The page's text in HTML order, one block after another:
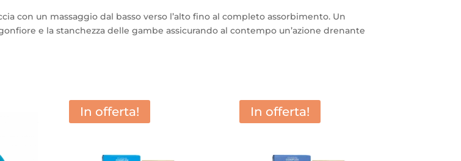
con un massaggio dal basso verso l’alto fino al completo assorbimento. Un
e la stanchezza delle gambe assicurando al contempo un’azione drenante
In offerta! In offerta!